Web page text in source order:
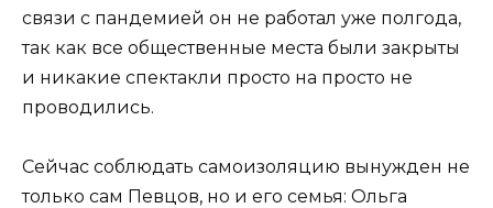
связи с пандемией он не работал уже полгода,
так как все общественные места были закрыты
и никакие спектакли просто на просто не
проводились.
Сейчас соблюдать самоизоляцию вынужден не
только сам Певцов, но и его семья: Ольга